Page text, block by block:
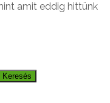
amit eddig hittünk